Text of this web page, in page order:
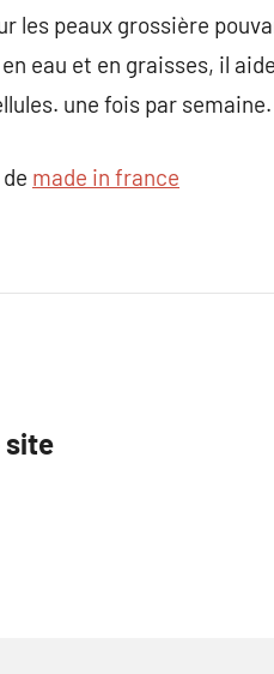
les peaux grossière
eau et en graisses, il
une fois par semaine.
made in france
site